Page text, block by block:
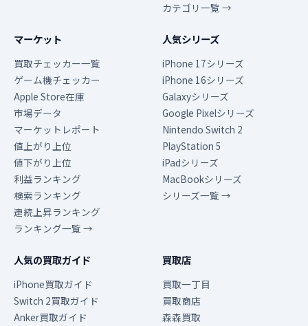
カテゴリ一覧 →
マーケット
買取チェッカー一覧
ゲーム機チェッカー
Apple Store在庫
市場データ
マーケットレポート
値上がり上位
値下がり上位
利益ランキング
検索ランキング
連続上昇ランキング
ランキング一覧 →
人気シリーズ
iPhone 17シリーズ
iPhone 16シリーズ
Galaxyシリーズ
Google Pixelシリーズ
Nintendo Switch 2
PlayStation 5
iPadシリーズ
MacBookシリーズ
シリーズ一覧 →
人気の買取ガイド
iPhone買取ガイド
Switch 2買取ガイド
Anker買取ガイド
買取店
買取一丁目
買取商店
森森買取